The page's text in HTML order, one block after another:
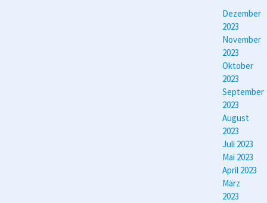
Dezember
2023
November
2023
Oktober
2023
September
2023
August
2023
Juli 2023
Mai 2023
April 2023
März
2023